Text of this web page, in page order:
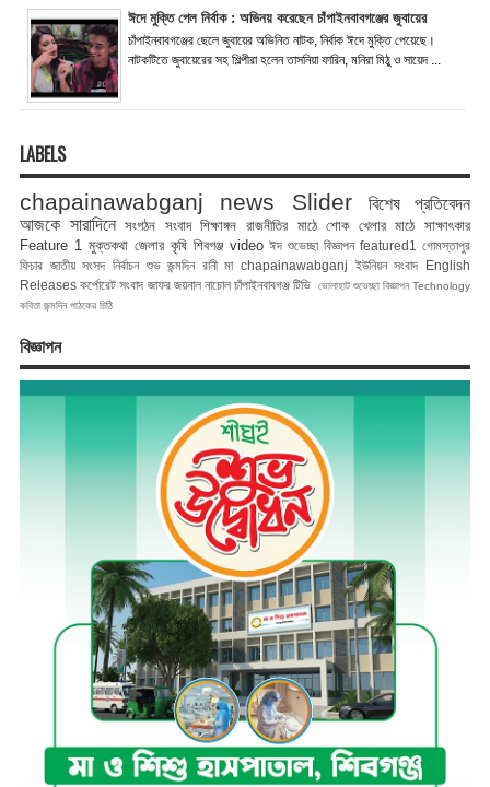
ঈদে মুক্তি পেল নির্বাক : অভিনয় করেছেন চাঁপাইনবাবগঞ্জের জুবায়ের
চাঁপাইনবাবগঞ্জের ছেলে জুবায়ের অভিনিত নাটক, নির্বাক ঈদে মুক্তি পেয়েছে।
নাটকটিতে জুবায়েরের সহ শিল্পীরা হলেন তাসনিয়া ফারিন, মনিরা মিঠু ও সায়েদ ...
LABELS
chapainawabganj news Slider
বিশেষ প্রতিবেদন
আজকে সারাদিনে সংগঠন সংবাদ শিক্ষাঙ্গন রাজনীতির মাঠে শোক খেলার মাঠে
সাক্ষাৎকার
Feature 1 মুক্তকথা জেলার কৃষি শিবগঞ্জ video ঈদ শুভেচ্ছা বিজ্ঞাপন featured1
গোমস্তাপুর
ফিচার জাতীয় সংসদ নির্বাচন শুভ জন্মদিন রানী মা chapainawabganj ইউনিয়ন সংবাদ English
Releases কর্পোরেট সংবাদ জাফর জয়নাল নাচোল চাঁপাইনবাবগঞ্জ টিভি ভোলাহাট শুভেচ্ছা বিজ্ঞাপন Technology
কবিতা জন্মদিন পাঠকের চিঠি
বিজ্ঞাপন